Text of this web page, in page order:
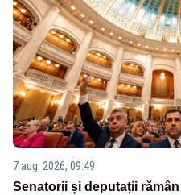
7 aug. 2026, 09:49
Senatorii și deputații